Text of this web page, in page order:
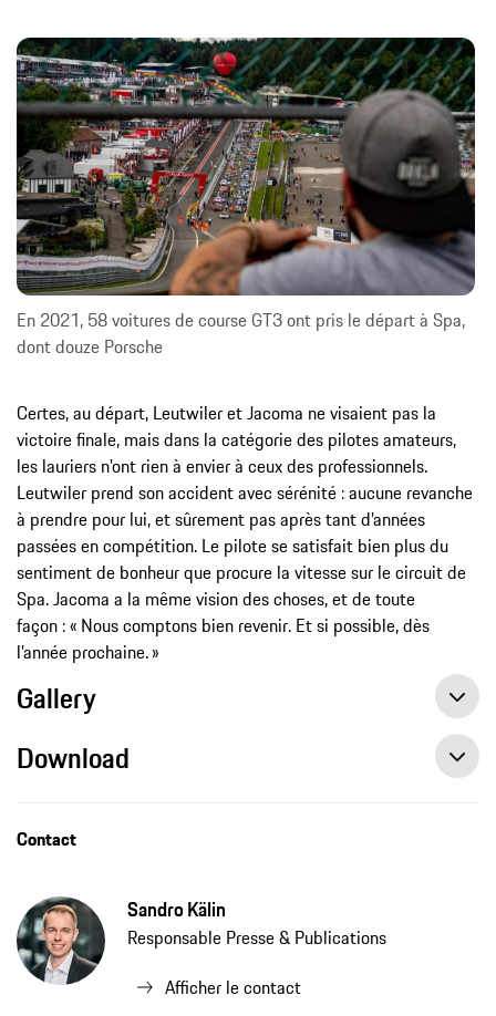
En 2021, 58 voitures de course GT3 ont pris le départ à Spa,
dont douze Porsche
Certes, au départ, Leutwiler et Jacoma ne visaient pas la
victoire finale, mais dans la catégorie des pilotes amateurs,
les lauriers n’ont rien à envier à ceux des professionnels.
Leutwiler prend son accident avec sérénité : aucune revanche
à prendre pour lui, et sûrement pas après tant d’années
passées en compétition. Le pilote se satisfait bien plus du
sentiment de bonheur que procure la vitesse sur le circuit de
Spa. Jacoma a la même vision des choses, et de toute
façon : « Nous comptons bien revenir. Et si possible, dès
l’année prochaine. »
Gallery
Download
Contact
Sandro Kälin
Responsable Presse & Publications
Afficher le contact